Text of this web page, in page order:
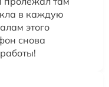
в каждую
этого
снова